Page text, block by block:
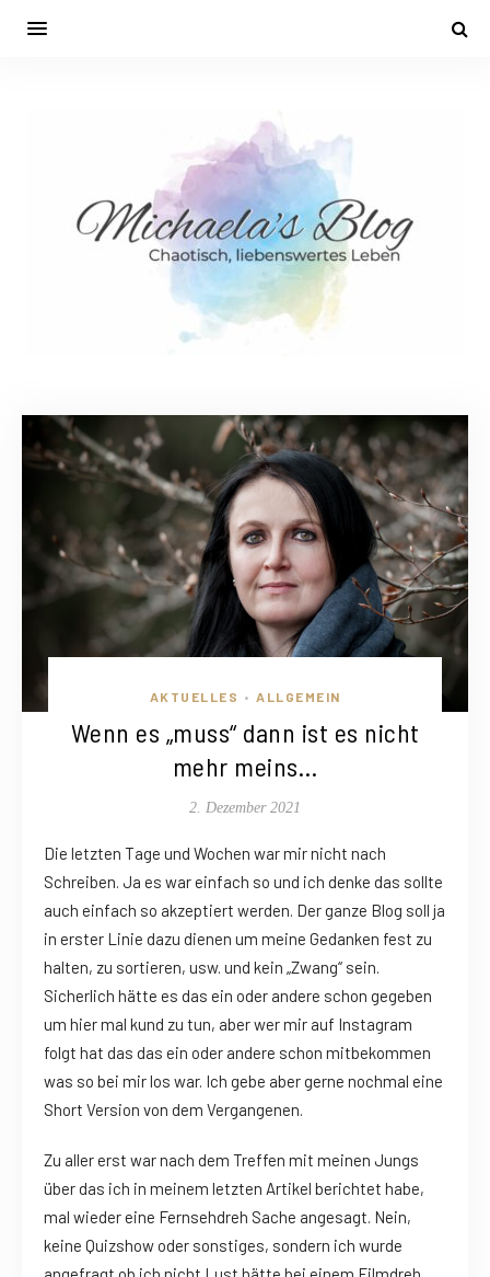
AKTUELLES • ALLGEMEIN
Wenn es „muss“ dann ist es nicht
mehr meins…
2. Dezember 2021
Die letzten Tage und Wochen war mir nicht nach
Schreiben. Ja es war einfach so und ich denke das sollte
auch einfach so akzeptiert werden. Der ganze Blog soll ja
in erster Linie dazu dienen um meine Gedanken fest zu
halten, zu sortieren, usw. und kein „Zwang“ sein.
Sicherlich hätte es das ein oder andere schon gegeben
um hier mal kund zu tun, aber wer mir auf Instagram
folgt hat das das ein oder andere schon mitbekommen
was so bei mir los war. Ich gebe aber gerne nochmal eine
Short Version von dem Vergangenen.
Zu aller erst war nach dem Treffen mit meinen Jungs
über das ich in meinem letzten Artikel berichtet habe,
mal wieder eine Fernsehdreh Sache angesagt. Nein,
keine Quizshow oder sonstiges, sondern ich wurde